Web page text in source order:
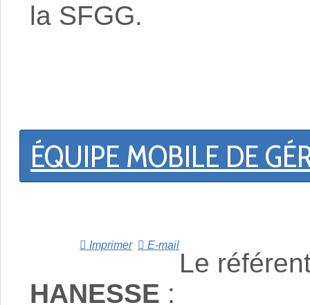
la SFGG.
ÉQUIPE MOBILE DE
Imprimer E-mail
Le
HANESSE :